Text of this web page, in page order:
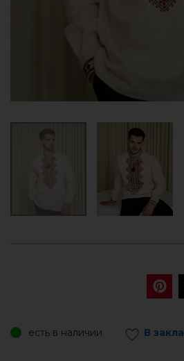
есть в наличии В